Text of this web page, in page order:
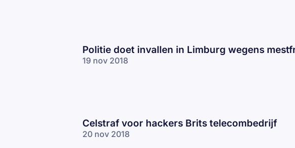
Politie doet invallen in Limburg wegens
19 nov 2018
Celstraf voor hackers Brits telecombedrijf
20 nov 2018